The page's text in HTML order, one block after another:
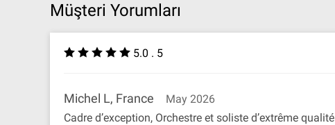
Müşteri Yorumları
5.0 . 5
Michel L, France
May 2026
Cadre d’exception, Orchestre et soliste d’extrême qualité